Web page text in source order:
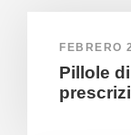
FEBRERO
Pillole